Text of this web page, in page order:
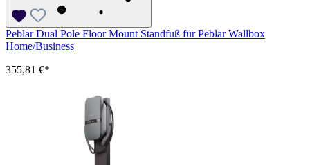
Peblar Dual Pole Floor Mount Standfuß für Peblar Wallbox
Home/Business
355,81 €*